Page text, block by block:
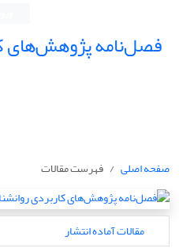
فصل‌نامه پژوهش‌های
صفحه اصلی فهرست مقالات
مقالات آماده انتشار